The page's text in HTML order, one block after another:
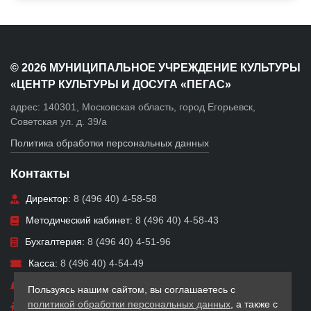
© 2026 МУНИЦИПАЛЬНОЕ УЧРЕЖДЕНИЕ КУЛЬТУРЫ
«ЦЕНТР КУЛЬТУРЫ И ДОСУГА «ПЕГАС»
адрес: 140301, Московская область, город Егорьевск,
Советская ул. д. 39/а
Политика обработки персональных данных
Контакты
Директор: 8 (496 40) 4-58-58
Методический кабинет: 8 (496 40) 4-58-43
Бухгалтерия: 8 (496 40) 4-51-96
Касса: 8 (496 40) 4-54-49
Парк:
8 (496 40) 4-52-91
Отдел детского творчества:8 (496 40) 4-01-31
Пользуясь нашим сайтом, вы соглашаетесь с
политикой обработки персональных данных , а также с